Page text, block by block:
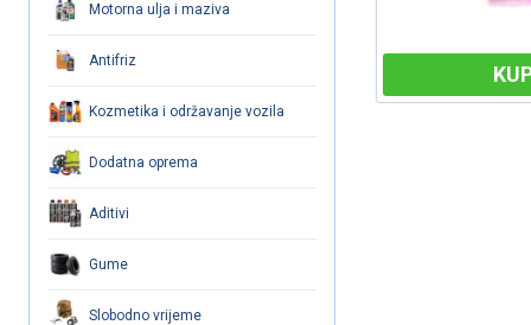
Motorna ulja i maziva
Antifriz
Kozmetika i održavanje vozila
Dodatna oprema
Aditivi
Gume
Slobodno vrijeme